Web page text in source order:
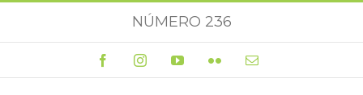
NÚMERO 236
FacebookInstagramYouTubeFlickr Correo